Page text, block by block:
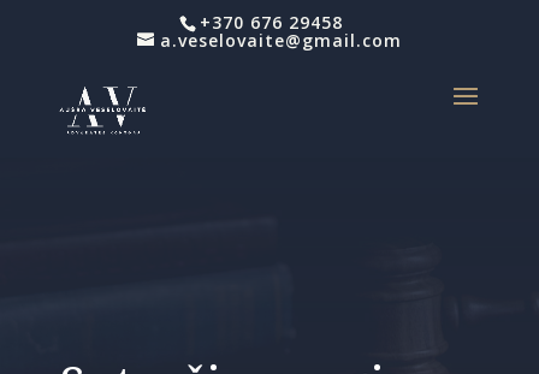
+370 676 29458
a.veselovaite@gmail.com